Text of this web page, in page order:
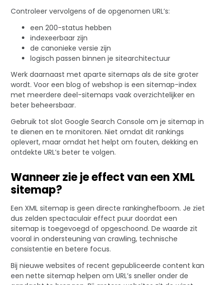
Controleer vervolgens of de opgenomen URL’s:
een 200-status hebben
indexeerbaar zijn
de canonieke versie zijn
logisch passen binnen je sitearchitectuur
Werk daarnaast met aparte sitemaps als de site groter
wordt. Voor een blog of webshop is een sitemap-index
met meerdere deel-sitemaps vaak overzichtelijker en
beter beheersbaar.
Gebruik tot slot Google Search Console om je sitemap in
te dienen en te monitoren. Niet omdat dit rankings
oplevert, maar omdat het helpt om fouten, dekking en
ontdekte URL’s beter te volgen.
Wanneer zie je effect van een XML
sitemap?
Een XML sitemap is geen directe rankinghefboom. Je ziet
dus zelden spectaculair effect puur doordat een
sitemap is toegevoegd of opgeschoond. De waarde zit
vooral in ondersteuning van crawling, technische
consistentie en betere focus.
Bij nieuwe websites of recent gepubliceerde content kan
een nette sitemap helpen om URL’s sneller onder de